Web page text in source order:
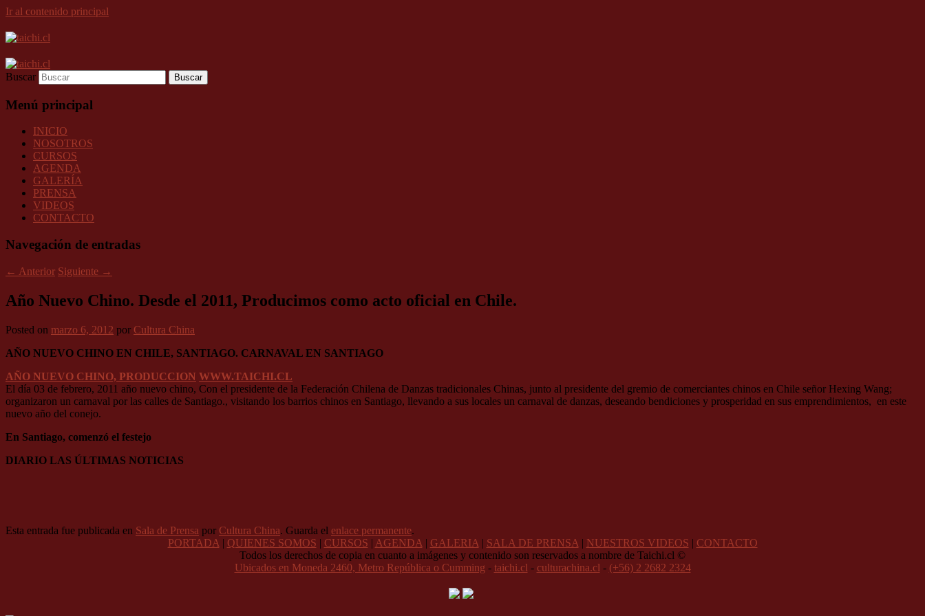
Ir al contenido principal
Buscar
Menú principal
INICIO
NOSOTROS
CURSOS
AGENDA
GALERÍA
PRENSA
VIDEOS
CONTACTO
Navegación de entradas
← Anterior Siguiente →
Año Nuevo Chino. Desde el 2011, Producimos como acto oficial en Chile.
Posted on marzo 6, 2012 por Cultura China
AÑO NUEVO CHINO EN CHILE, SANTIAGO. CARNAVAL EN SANTIAGO
AÑO NUEVO CHINO, PRODUCCION WWW.TAICHI.CL
El día 03 de febrero, 2011 año nuevo chino, Con el presidente de la Federación Chilena de Danzas tradicionales Chinas, junto al presidente del gremio de comerciantes chinos en Chile señor Hexing Wang;
organizaron un carnaval por las calles de Santiago., visitando los barrios chinos en Santiago, llevando a sus locales un carnaval de danzas, deseando bendiciones y prosperidad en sus emprendimientos, en este
nuevo año del conejo.
En Santiago, comenzó el festejo
DIARIO LAS ÚLTIMAS NOTICIAS
Esta entrada fue publicada en Sala de Prensa por Cultura China. Guarda el enlace permanente.
PORTADA | QUIENES SOMOS | CURSOS | AGENDA | GALERIA | SALA DE PRENSA | NUESTROS VIDEOS | CONTACTO
Todos los derechos de copia en cuanto a imágenes y contenido son reservados a nombre de Taichi.cl ©
Ubicados en Moneda 2460, Metro República o Cumming - taichi.cl - culturachina.cl - (+56) 2 2682 2324